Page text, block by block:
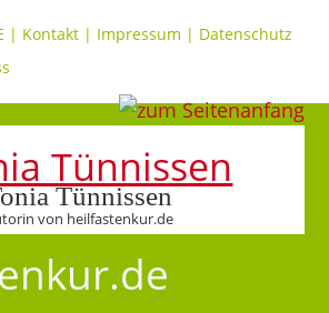
| Kontakt | Impressum | Datenschutz
Tünnissen
von heilfastenkur.de